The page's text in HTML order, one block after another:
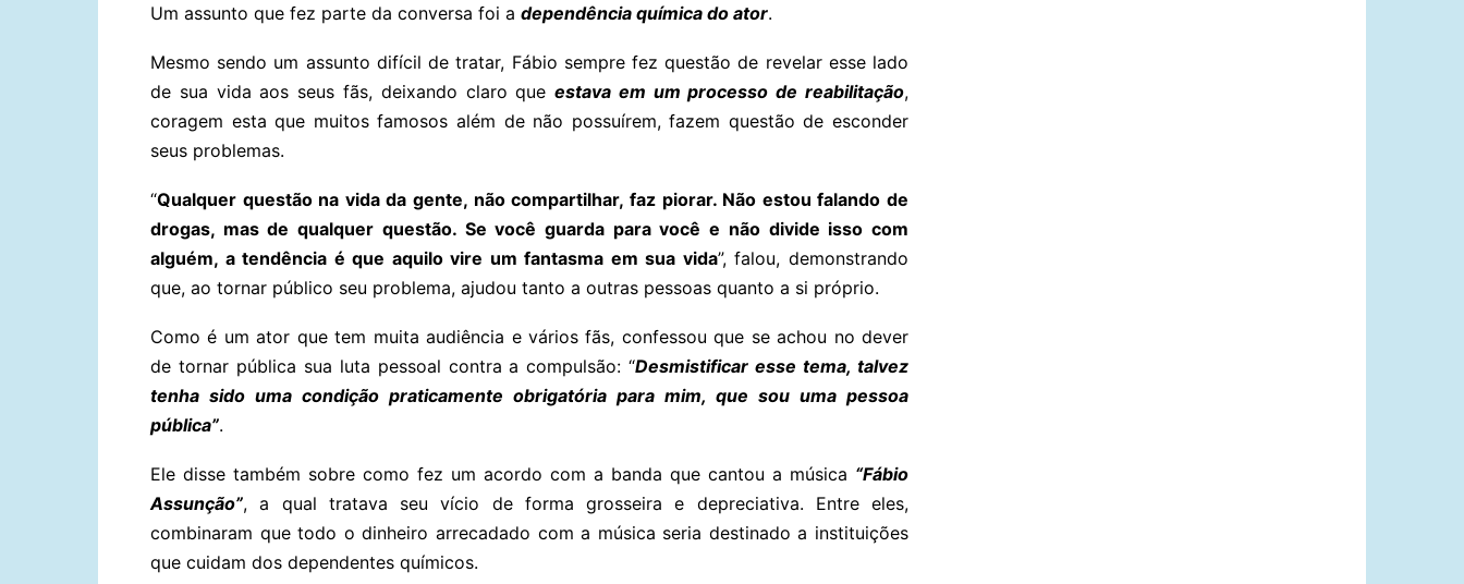
Um assunto que fez parte da conversa foi a dependência química do ator.
Mesmo sendo um assunto difícil de tratar, Fábio sempre fez questão de revelar esse lado
de sua vida aos seus fãs, deixando claro queestava em um processo de reabilitação,
coragem esta que muitos famosos além de não possuírem, fazem questão de esconder
seus problemas.
“Qualquer questão na vida da gente, não compartilhar, faz piorar. Não estou falando de
drogas, mas de qualquer questão. Se você guarda para você e não divide isso com
alguém, a tendência é que aquilo vire um fantasma em sua vida”, falou, demonstrando
que, ao tornar público seu problema, ajudou tanto a outras pessoas quanto a si próprio.
Como é um ator que tem muita audiência e vários fãs, confessou que se achou no dever
de tornar pública sua luta pessoal contra a compulsão: “Desmistificar esse tema, talvez
tenha sido uma condição praticamente obrigatória para mim, que sou uma pessoa
pública”.
Ele disse também sobre como fez um acordo com a banda que cantou a música “Fábio
Assunção”, a qual tratava seu vício de forma grosseira e depreciativa. Entre eles,
combinaram que todo o dinheiro arrecadado com a música seria destinado a instituições
que cuidam dos dependentes químicos.